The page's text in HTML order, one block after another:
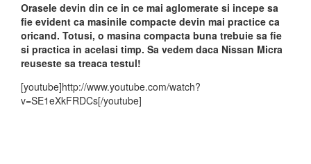
Orasele devin din ce in ce mai aglomerate si incepe sa
fie evident ca masinile compacte devin mai practice ca
oricand. Totusi, o masina compacta buna trebuie sa fie
si practica in acelasi timp. Sa vedem daca Nissan Micra
reuseste sa treaca testul!
[youtube]http://www.youtube.com/watch?
v=SE1eXkFRDCs[/youtube]